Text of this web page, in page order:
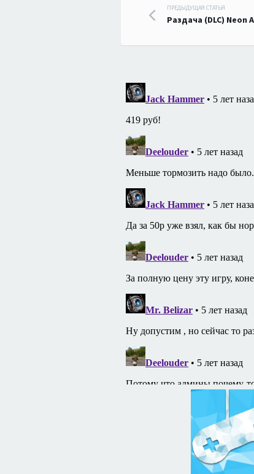
по
ПРЕДЫДУЩАЯ СТАТЬЯ
Раздача (DLC) Neon